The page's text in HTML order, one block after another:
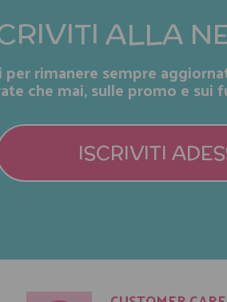
ALLA
per rimanere sempre
che mai, sulle promo e sui
ISCRIVITI